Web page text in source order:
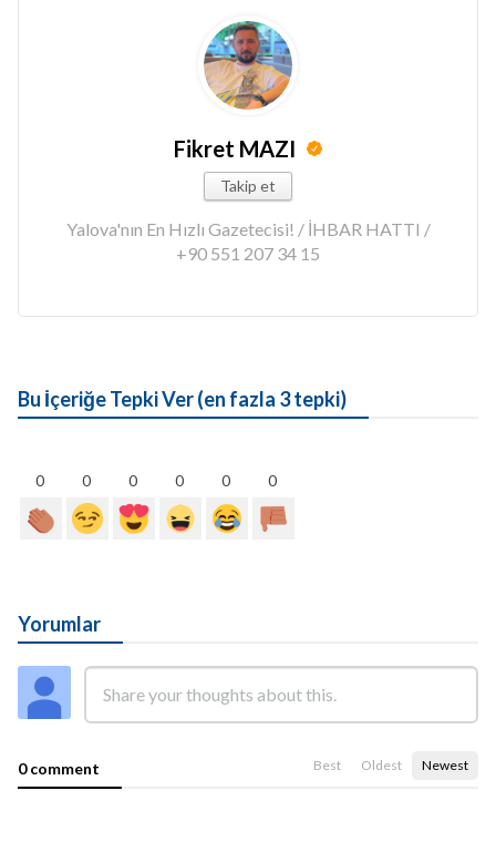
Fikret MAZI
Takip et
Yalova'nın En Hızlı Gazetecisi! / İHBAR HATTI /
+90 551 207 34 15
Bu İçeriğe Tepki Ver (en fazla 3 tepki)
0 0 0 0 0 0
Yorumlar
0 comment Best Oldest Newest